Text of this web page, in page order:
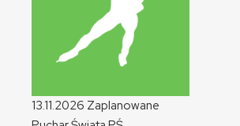
13.11.2026 Zaplanowane